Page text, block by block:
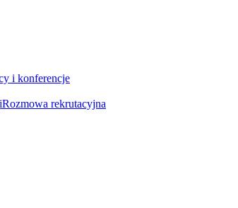
i konferencje
Rozmowa rekrutacyjna